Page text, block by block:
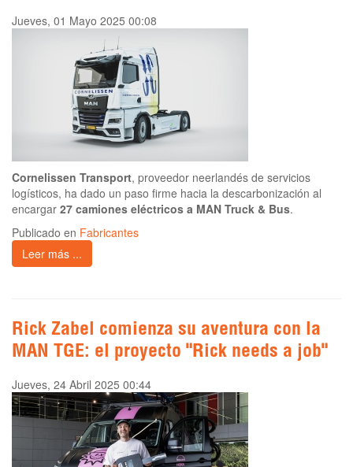
Jueves, 01 Mayo 2025 00:08
Cornelissen Transport, proveedor neerlandés de servicios
logísticos, ha dado un paso firme hacia la descarbonización al
encargar 27 camiones eléctricos a MAN Truck & Bus.
Publicado en Fabricantes
Leer más ...
Rick Zabel comienza su aventura con la
MAN TGE: el proyecto "Rick needs a job"
Jueves, 24 Abril 2025 00:44